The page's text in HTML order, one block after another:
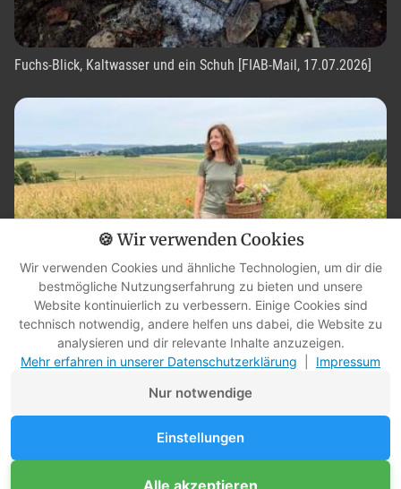
Fuchs-Blick, Kaltwasser und ein Schuh [FIAB-Mail, 17.07.2026]
7 Wildpflanzen & Kräuter im Juli auf ihrem Höhepunkt – und in
drei Wochen ist es vorbei
Copyright © 2026. Survival-Kompass.de, Martin Gebhardt. Alle Rechte vorbehalten.
🍪 Wir verwenden Cookies
Wir verwenden Cookies und ähnliche Technologien, um dir die
bestmögliche Nutzungserfahrung zu bieten und unsere
Website kontinuierlich zu verbessern. Einige Cookies sind
technisch notwendig, andere helfen uns dabei, die Website zu
analysieren und dir relevante Inhalte anzuzeigen.
Mehr erfahren in unserer Datenschutzerklärung
Impressum
Nur notwendige
Einstellungen
Alle akzeptieren